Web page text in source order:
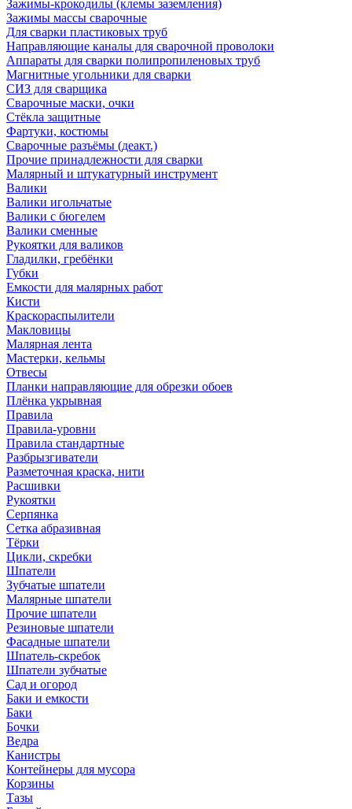
Зажимы-крокодилы (клемы заземления)
Зажимы массы сварочные
Для сварки пластиковых труб
Направляющие каналы для сварочной проволоки
Аппараты для сварки полипропиленовых труб
Магнитные угольники для сварки
СИЗ для сварщика
Сварочные маски, очки
Стёкла защитные
Фартуки, костюмы
Сварочные разъёмы (деакт.)
Прочие принадлежности для сварки
Малярный и штукатурный инструмент
Валики
Валики игольчатые
Валики с бюгелем
Валики сменные
Рукоятки для валиков
Гладилки, гребёнки
Губки
Емкости для малярных работ
Кисти
Краскораспылители
Макловицы
Малярная лента
Мастерки, кельмы
Отвесы
Планки направляющие для обрезки обоев
Плёнка укрывная
Правила
Правила-уровни
Правила стандартные
Разбрызгиватели
Разметочная краска, нити
Расшивки
Рукоятки
Серпянка
Сетка абразивная
Тёрки
Цикли, скребки
Шпатели
Зубчатые шпатели
Малярные шпатели
Прочие шпатели
Резиновые шпатели
Фасадные шпатели
Шпатель-скребок
Шпатели зубчатые
Сад и огород
Баки и емкости
Баки
Бочки
Ведра
Канистры
Контейнеры для мусора
Корзины
Тазы